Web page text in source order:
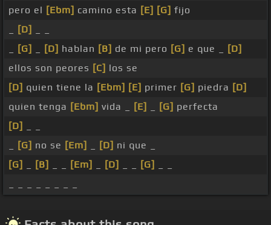
pero el [Ebm] camino esta [E] [G] fijo
[D]
[G] [D] hablan [B] de mi pero [G] e que _
[D]
ellos son peores [C] los se
[D] quien tiene la [Ebm] [E] primer [G] piedra [D]
quien tenga [Ebm] vida _ [E] [G] perfecta
[D]
[G] no se [Em] [D] ni que _
[G]
[B] [Em] [D] [G]